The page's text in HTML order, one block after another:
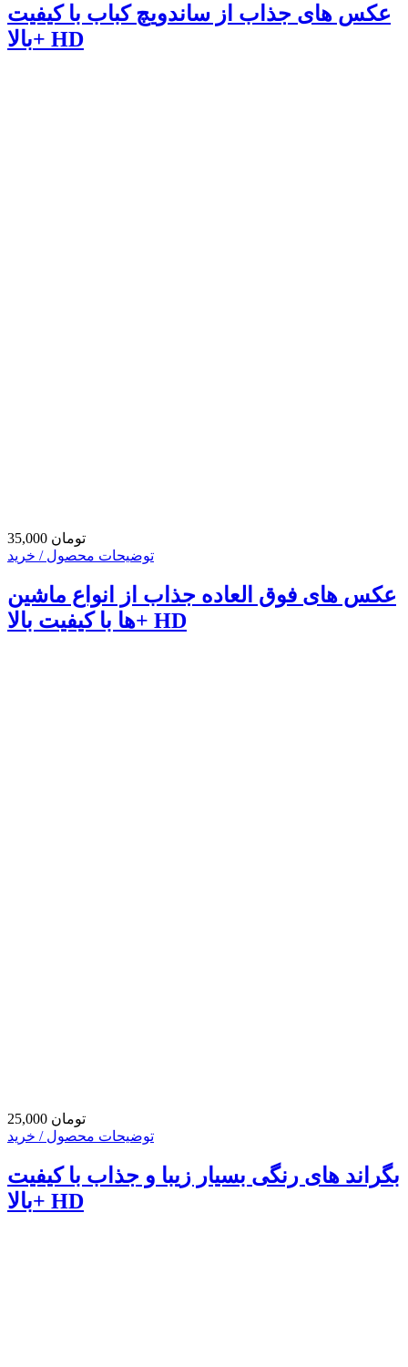
عکس های جذاب از ساندویچ کباب با کیفیت
بالا+ HD
35,000 تومان
توضیحات محصول / خرید
عکس های فوق العاده جذاب از انواع ماشین
ها با کیفیت بالا+ HD
25,000 تومان
توضیحات محصول / خرید
بگراند های رنگی بسیار زیبا و جذاب با کیفیت
بالا+ HD